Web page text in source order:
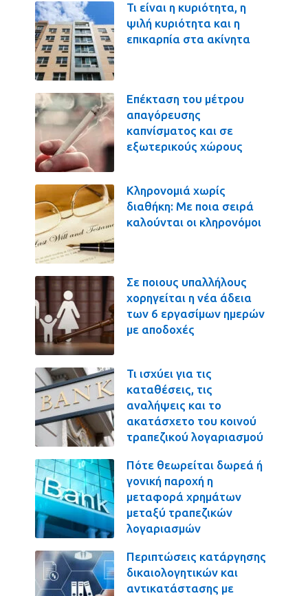
Τι είναι η κυριότητα, η
ψιλή κυριότητα και η
επικαρπία στα ακίνητα
Επέκταση του μέτρου
απαγόρευσης
καπνίσματος και σε
εξωτερικούς χώρους
Κληρονομιά χωρίς
διαθήκη: Με ποια σειρά
καλούνται οι κληρονόμοι
Σε ποιους υπαλλήλους
χορηγείται η νέα άδεια
των 6 εργασίμων ημερών
με αποδοχές
Τι ισχύει για τις
καταθέσεις, τις
αναλήψεις και το
ακατάσχετο του κοινού
τραπεζικού λογαριασμού
Πότε θεωρείται δωρεά ή
γονική παροχή η
μεταφορά χρημάτων
μεταξύ τραπεζικών
λογαριασμών
Περιπτώσεις κατάργησης
δικαιολογητικών και
αντικατάστασης με